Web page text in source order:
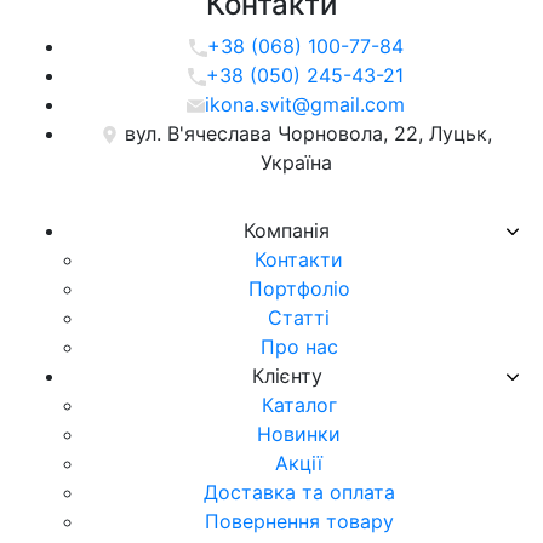
Компанія
Контакти
Портфоліо
Статті
Про нас
Клієнту
Каталог
Новинки
Акції
Доставка та оплата
Повернення товару
+38 (068) 100-77-84
+38 (050) 245-43-21
ikona.svit@gmail.com
вул. В'ячеслава Чорновола, 22, Луцьк,
Україна